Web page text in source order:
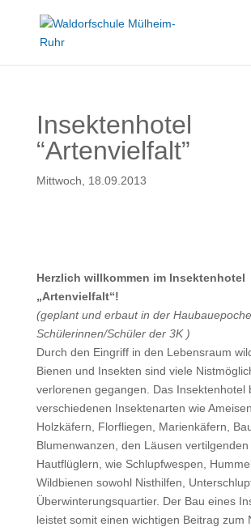
Insektenhotel
“Artenvielfalt”
Mittwoch, 18.09.2013
Herzlich willkommen im Insektenhotel
„Artenvielfalt“!
(geplant und erbaut in der
Schülerinnen/Schüler der 3K )
Durch den Eingriff in den Lebensraum
Bienen und Insekten sind viele
verlorenen gegangen. Das Insektenhotel
verschiedenen Insektenarten wie
Holzkäfern, Florfliegen, Marienkäfern,
Blumenwanzen, den Läusen vertilgenden
Hautflüglern, wie Schlupfwespen,
Wildbienen sowohl Nisthilfen,
Überwinterungsquartier. Der Bau eines
leistet somit einen wichtigen Beitrag zum